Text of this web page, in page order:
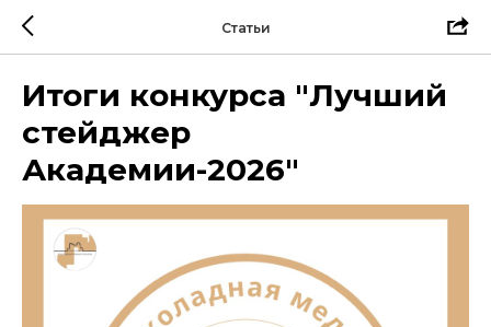
Статьи
Итоги конкурса "Лучший
стейджер
Академии-2026"